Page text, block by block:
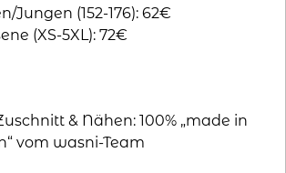
Jungen (152-176): 62€
(XS-5XL): 72€
& Nähen: 100% „made in
vom wasni-Team